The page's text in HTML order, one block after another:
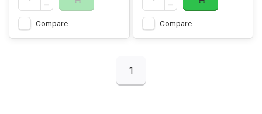
Compare Compare
1